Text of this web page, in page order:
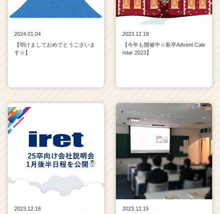
2024.01.04
【明けましておめでとうございま
す☆】
2023.12.19
【今年も開催中☆新卒Advent Cale
ndar 2023】
2023.12.18
2023.12.15